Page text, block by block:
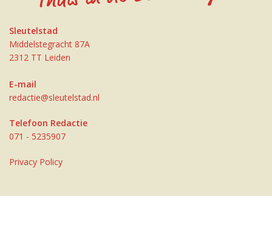
Sleutelstad
Middelstegracht 87A
2312 TT Leiden
E-mail
redactie@sleutelstad.nl
Telefoon Redactie
071 - 5235907
Privacy Policy